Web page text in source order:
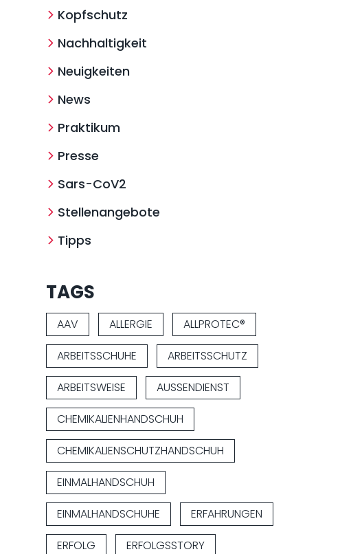
Kopfschutz
Nachhaltigkeit
Neuigkeiten
News
Praktikum
Presse
Sars-CoV2
Stellenangebote
Tipps
TAGS
AAV ALLERGIE
ALLPROTEC®
ARBEITSSCHUHE
ARBEITSSCHUTZ
ARBEITSWEISE
AUSSENDIENST
CHEMIKALIENHANDSCHUH
CHEMIKALIENSCHUTZHANDSCHUH
EINMALHANDSCHUH
EINMALHANDSCHUHE
ERFAHRUNGEN
ERFOLG
ERFOLGSSTORY